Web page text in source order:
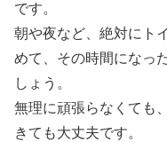
です。
朝や夜など、絶対にト
めて、その時間になっ
しょう。
無理に頑張らなくても
きても大丈夫です。